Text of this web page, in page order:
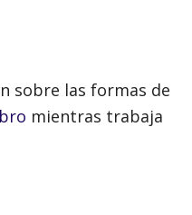
sobre las formas de
mientras trabaja